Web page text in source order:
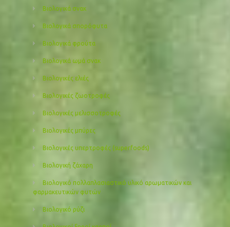
Βιολογικά σνακ
Βιολογικά σπορόφυτα
Βιολογικά φρούτα
Βιολογικά ωμά σνακ
Βιολογικές ελιές
Βιολογικές ζωοτροφές
Βιολογικές μελισσοτροφές
Βιολογικές μπύρες
Βιολογικές υπερτροφές (superfoods)
Βιολογική ζάχαρη
Βιολογικό πολλαπλασιαστικό υλικό αρωματικών και
φαρμακευτικών φυτών
Βιολογικό ρύζι